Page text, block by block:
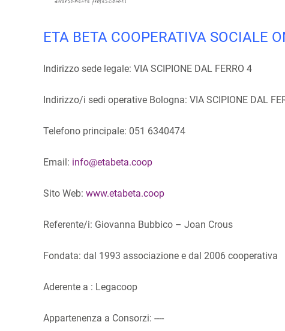
ETA BETA COOPERATIVA SOCIALE
Indirizzo sede legale: VIA SCIPIONE DAL FERRO 4
Indirizzo/i sedi operative Bologna: VIA SCIPIONE DAL
Telefono principale: 051 6340474
Email: info@etabeta.coop
Sito Web: www.etabeta.coop
Referente/i: Giovanna Bubbico – Joan Crous
Fondata: dal 1993 associazione e dal 2006 cooperativa
Aderente a : Legacoop
Appartenenza a Consorzi: ----